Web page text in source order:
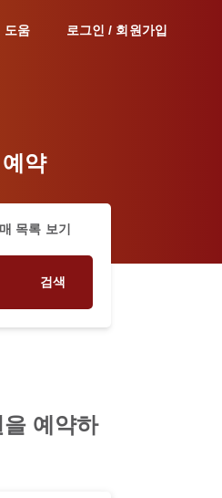
도움 로그인 / 회원가입
약
목록 보기
검색
예약하